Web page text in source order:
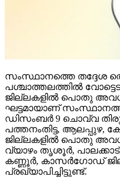
സംസ്ഥാനത്തെ തദ്ദേശ
പശ്ചാത്തലത്തില്‍
ജില്ലകളില്‍ പൊതു
ഘട്ടമായാണ്
ഡിസംബര്‍ 9 ചൊവ്വ
പത്തനംതിട്ട, ആലപ്പുഴ,
ജില്ലകളില്‍ പൊതു
വ്യാഴം തൃശൂര്‍,
കണ്ണൂര്‍, കാസര്‍ഗോഡ്
പ്രഖ്യാപിച്ചിട്ടുണ്ട്.